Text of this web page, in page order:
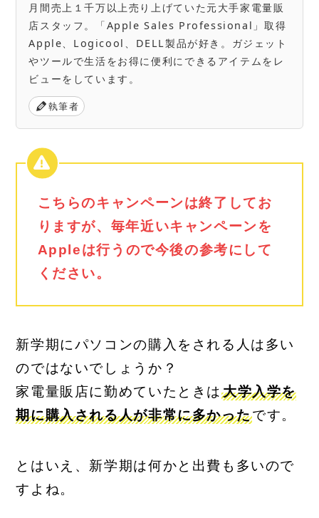
月間売上１千万以上売り上げていた元大手家電量販
店スタッフ。「Apple Sales Professional」取得
Apple、Logicool、DELL製品が好き。ガジェット
やツールで生活をお得に便利にできるアイテムをレ
ビューをしています。
執筆者
こちらのキャンペーンは終了してお
りますが、毎年近いキャンペーンを
Appleは行うので今後の参考にして
ください。
新学期にパソコンの購入をされる人は多い
のではないでしょうか？
家電量販店に勤めていたときは 大学入学を
期に購入される人が非常に多かったです。
とはいえ、新学期は何かと出費も多いので
すよね。